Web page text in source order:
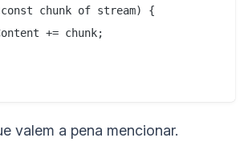
chunk of stream) {
+= chunk;
valem a pena mencionar.